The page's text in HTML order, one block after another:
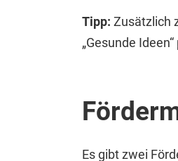
Tipp: Zusätzlich
„Gesunde
Es gibt zwei